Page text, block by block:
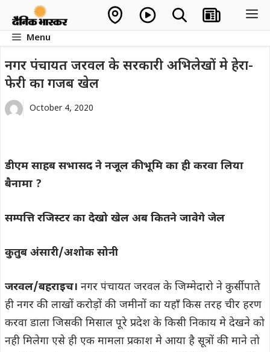
contentMenu
नगर पंचायत जरवल के सरकारी अभिलेखों मे हेरा-
फेरी का गजब खेल
October 4, 2020
डीएम साहब सभासद ने नजूल की भूमि का ही करवा लिया
बैनामा ?
सम्पत्ति रजिस्टर का देखो खेल अब कितने जावेगे जेल
कुतुब अंसारी/अशोक सोनी
जरवल/बहराइच। नगर पंचायत जरवल के जिम्मेदारो ने कुर्सी पाते
ही नगर की लाखों करोड़ों की जमीनों का यहाँ किस तरह चीर हरण
करवा डाला जिसकी मिसाल पूरे प्रदेश के किसी निकाय मे देखने को
नही मिलेगा एसे ही एक मामला प्रकाश मे आया है सूत्रों की माने तो